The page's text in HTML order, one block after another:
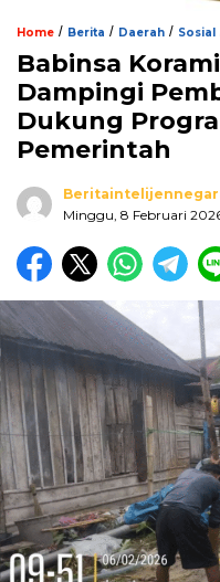
Home / Berita / Daerah / Sosial
Babinsa
Dampingi
Dukung
Pemerintah
Minggu, 8 Februari